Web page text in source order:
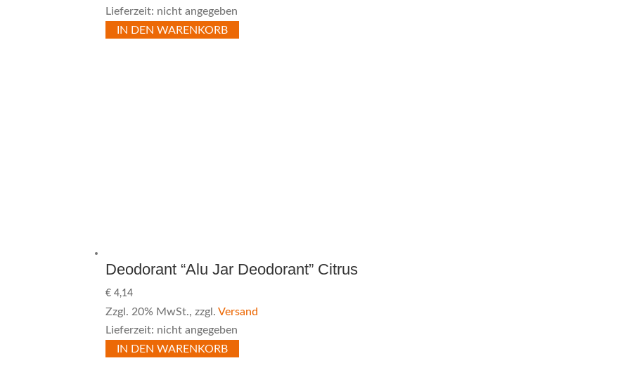
Lieferzeit: nicht angegeben
IN DEN WARENKORB
Deodorant “Alu Jar Deodorant” Citrus
€ 4,14
Zzgl. 20% MwSt., zzgl.Versand
Lieferzeit: nicht angegeben
IN DEN WARENKORB